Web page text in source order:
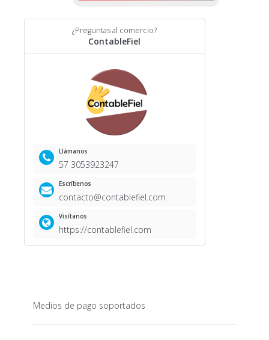
¿Preguntas al comercio?
ContableFiel
Llámanos
57 3053923247
Escríbenos
contacto@contablefiel.com
Visítanos
https://contablefiel.com
Medios de pago soportados